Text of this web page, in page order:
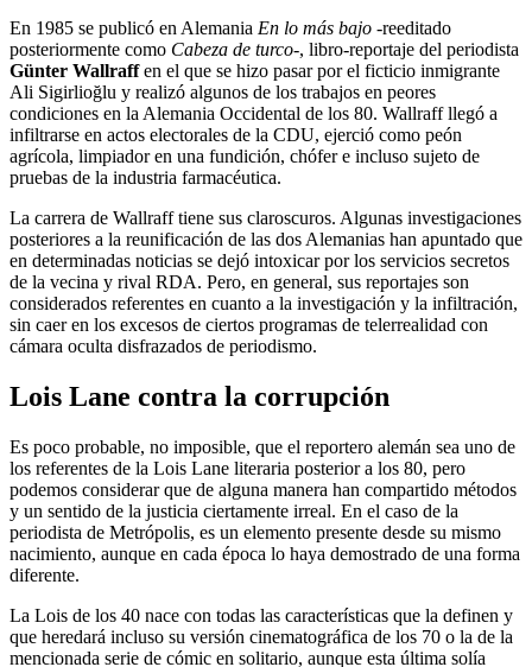
En 1985 se publicó en Alemania En lo más bajo -reeditado
posteriormente como Cabeza de turco-, libro-reportaje del periodista
Günter Wallraffen el que se hizo pasar por el ficticio inmigrante
Ali Sigirlioğlu y realizó algunos de los trabajos en peores
condiciones en la Alemania Occidental de los 80. Wallraff llegó a
infiltrarse en actos electorales de la CDU, ejerció como peón
agrícola, limpiador en una fundición, chófer e incluso sujeto de
pruebas de la industria farmacéutica.
La carrera de Wallraff tiene sus claroscuros. Algunas investigaciones
posteriores a la reunificación de las dos Alemanias han apuntado que
en determinadas noticias se dejó intoxicar por los servicios secretos
de la vecina y rival RDA. Pero, en general, sus reportajes son
considerados referentes en cuanto a la investigación y la infiltración,
sin caer en los excesos de ciertos programas de telerrealidad con
cámara oculta disfrazados de periodismo.
Lois Lane contra la corrupción
Es poco probable, no imposible, que el reportero alemán sea uno de
los referentes de la Lois Lane literaria posterior a los 80, pero
podemos considerar que de alguna manera han compartido métodos
y un sentido de la justicia ciertamente irreal. En el caso de la
periodista de Metrópolis, es un elemento presente desde su mismo
nacimiento, aunque en cada época lo haya demostrado de una forma
diferente.
La Lois de los 40 nace con todas las características que la definen y
que heredará incluso su versión cinematográfica de los 70 o la de la
mencionada serie de cómic en solitario, aunque esta última solía